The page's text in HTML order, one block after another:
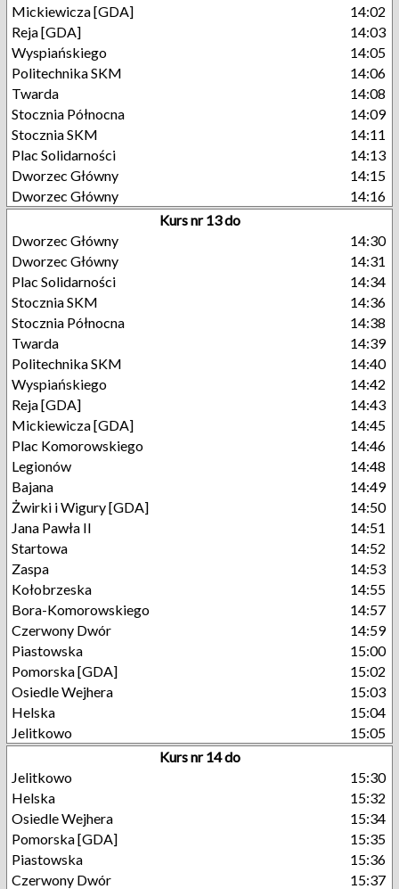
Mickiewicza [GDA]
14:02
Reja [GDA]
14:03
Wyspiańskiego
14:05
Politechnika SKM
14:06
Twarda
14:08
Stocznia Północna
14:09
Stocznia SKM
14:11
Plac Solidarności
14:13
Dworzec Główny
14:15
Dworzec Główny
14:16
Kurs nr 13 do
Dworzec Główny
14:30
Dworzec Główny
14:31
Plac Solidarności
14:34
Stocznia SKM
14:36
Stocznia Północna
14:38
Twarda
14:39
Politechnika SKM
14:40
Wyspiańskiego
14:42
Reja [GDA]
14:43
Mickiewicza [GDA]
14:45
Plac Komorowskiego
14:46
Legionów
14:48
Bajana
14:49
Żwirki i Wigury [GDA]
14:50
Jana Pawła II
14:51
Startowa
14:52
Zaspa
14:53
Kołobrzeska
14:55
Bora-Komorowskiego
14:57
Czerwony Dwór
14:59
Piastowska
15:00
Pomorska [GDA]
15:02
Osiedle Wejhera
15:03
Helska
15:04
Jelitkowo
15:05
Kurs nr 14 do
Jelitkowo
15:30
Helska
15:32
Osiedle Wejhera
15:34
Pomorska [GDA]
15:35
Piastowska
15:36
Czerwony Dwór
15:37